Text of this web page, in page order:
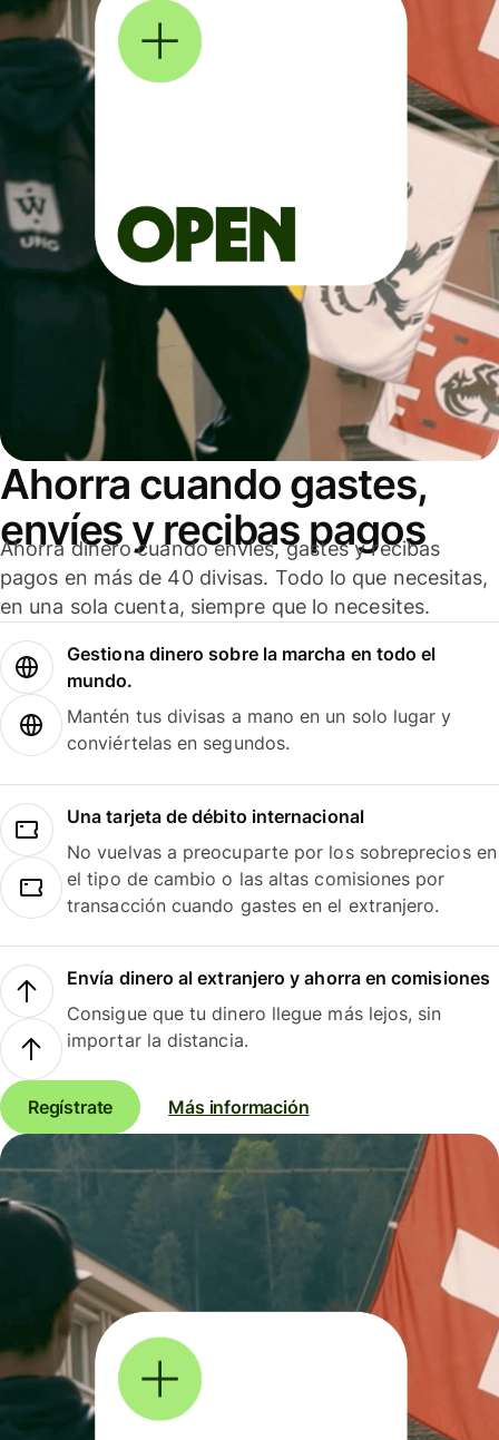
Ahorra cuando gastes,
envíes y recibas pagos
Ahorra dinero cuando envíes, gastes y recibas
pagos en más de 40 divisas. Todo lo que necesitas,
en una sola cuenta, siempre que lo necesites.
Gestiona dinero sobre la marcha en todo el
mundo.
Mantén tus divisas a mano en un solo lugar y
conviértelas en segundos.
Una tarjeta de débito internacional
No vuelvas a preocuparte por los sobreprecios en
el tipo de cambio o las altas comisiones por
transacción cuando gastes en el extranjero.
Envía dinero al extranjero y ahorra en comisiones
Consigue que tu dinero llegue más lejos, sin
importar la distancia.
Regístrate Más información